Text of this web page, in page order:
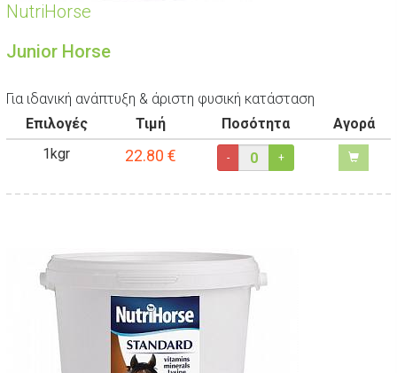
NutriHorse
Junior Horse
Για ιδανική ανάπτυξη & άριστη φυσική κατάσταση
Επιλογές
Τιμή Ποσότητα
Αγορά
1kgr
22.80 € - +